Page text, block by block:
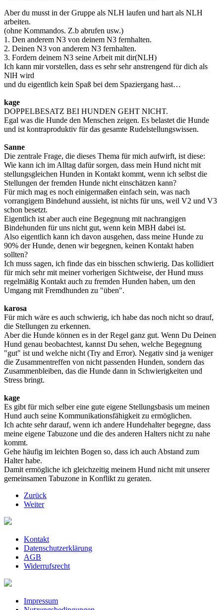
Aber du musst in der Gruppe als NLH laufen und hart als NLH
arbeiten.
(ohne Kommandos. Z.b abrufen usw.)
1. Den anderem N3 von deinem N3 fernhalten.
2. Deinen N3 von anderem N3 fernhalten.
3. Fordern deinem N3 seine Arbeit mit dir(NLH)
Ich kann mir vorstellen, dass es sehr sehr anstrengend für dich als
NlH wird
und du eigentlich kein Spaß bei dem Spaziergang hast…
kage
DOPPELBESATZ BEI HUNDEN GEHT NICHT.
Egal was die Hunde den Menschen zeigen. Es belastet die Hunde
und ist kontraproduktiv für das gesamte Rudelstellungswissen.
Sanne
Die zentrale Frage, die dieses Thema für mich aufwirft, ist diese:
Wie kann ich im Alltag dafür sorgen, dass mein Hund nicht mit
stellungsgleichen Hunden in Kontakt kommt, wenn ich selbst die
Stellungen der fremden Hunde nicht einschätzen kann?
Für mich mag es noch einigermaßen einfach sein, was nach
vorrangigem Bindehund aussieht, ist nichts für uns, weil V2 und V3
schon besetzt.
Eigentlich ist aber auch eine Begegnung mit nachrangigen
Bindehunden für uns nicht gut, wenn kein MBH dabei ist.
Also eigentlich kann ich davon ausgehen, dass meine Hunde zu
90% der Hunde, denen wir begegnen, keinen Kontakt haben
sollten?
Ich muss sagen, ich finde das ein bisschen schwierig. Das kollidiert
für mich sehr mit meiner vorherigen Sichtweise, der Hund muss
regelmäßig Kontakt auch zu fremden Hunden haben, um den
Umgang mit Fremdhunden zu "üben".
karosa
Für mich wäre es auch schwierig, ich habe das noch nicht so drauf,
die Stellungen zu erkennen.
Aber die Hunde können es in der Regel ganz gut. Wenn Du Deinen
Hund genau beobachtest, kannst Du sehen, welche Begegnung
"gut" ist und welche nicht (Try and Error). Negativ sind ja weniger
die Zusammentreffen von nicht passenden Hunden, sondern das
Zusammenbleiben, das die Hunde dann in Schwierigkeiten und
Stress bringt.
kage
Es gibt für mich selber eine gute eigene Stellungsbasis um meinen
Hund auch seine Kommunikationsfähigkeit zu ermöglichen.
Ich achte sehr darauf, wenn ich andere Hundehalter begegne, dass
meine eigene Tabuzone und die des anderen Halters nicht zu nahe
kommt.
Gehe häufig im leichten Bogen so, dass ich auch Abstand zum
Halter habe.
Damit ermögliche ich gleichzeitig meinem Hund nicht mit unserer
gemeinsamen Tabuzone in Konflikt zu geraten.
Zurück
Weiter
Kontakt
Datenschutzerklärung
AGB
Widerrufsrecht
Impressum